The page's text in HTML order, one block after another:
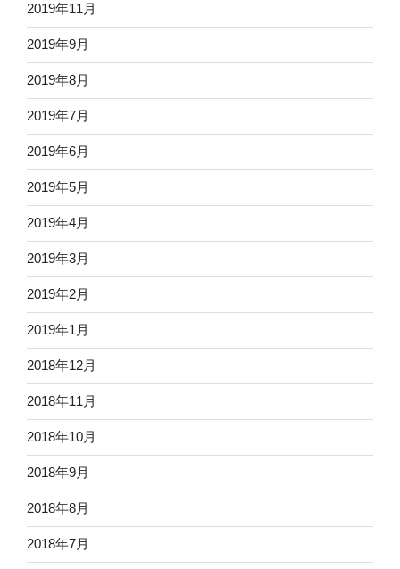
2019年11月
2019年9月
2019年8月
2019年7月
2019年6月
2019年5月
2019年4月
2019年3月
2019年2月
2019年1月
2018年12月
2018年11月
2018年10月
2018年9月
2018年8月
2018年7月